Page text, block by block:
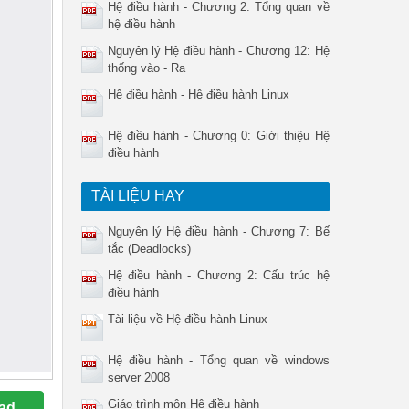
Hệ điều hành - Chương 2: Tổng quan về
hệ điều hành
Nguyên lý Hệ điều hành - Chương 12: Hệ
thống vào - Ra
Hệ điều hành - Hệ điều hành Linux
Hệ điều hành - Chương 0: Giới thiệu Hệ
điều hành
TÀI LIỆU HAY
Nguyên lý Hệ điều hành - Chương 7: Bế
tắc (Deadlocks)
Hệ điều hành - Chương 2: Cấu trúc hệ
điều hành
Tài liệu về Hệ điều hành Linux
Hệ điều hành - Tổng quan về windows
server 2008
Giáo trình môn Hệ điều hành